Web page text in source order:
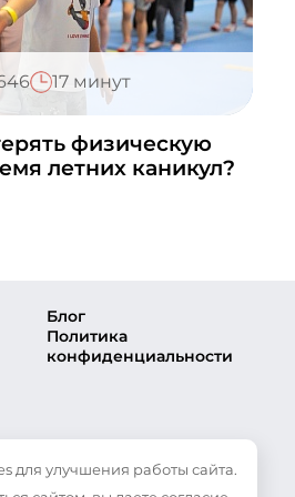
648-60-08
в ВКонтакте
648-60-08
в ВКонтакте
в ВКонтакте
648-60-08
в ВКонтакте
17 минут
физическую
летних каникул?
Блог
Политика
конфиденциальности
для улучшения работы сайта.